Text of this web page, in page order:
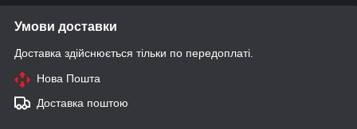
Умови доставки
Доставка здійснюється тільки по передоплаті.
Нова Пошта
Доставка поштою